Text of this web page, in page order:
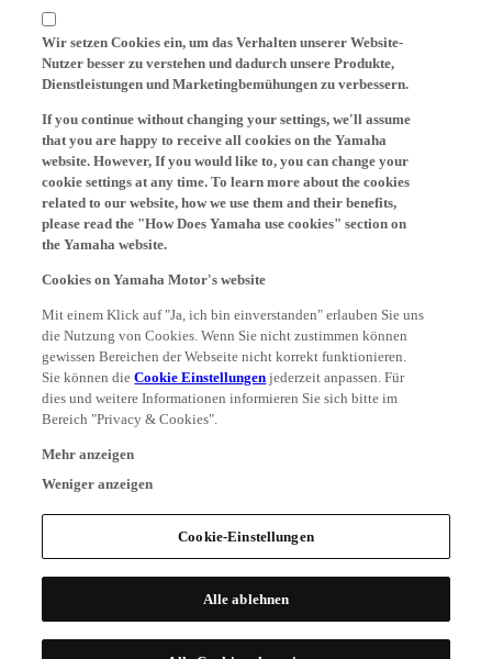
Wir setzen Cookies ein, um das Verhalten unserer Website-
Nutzer besser zu verstehen und dadurch unsere Produkte,
Dienstleistungen und Marketingbemühungen zu verbessern.
If you continue without changing your settings, we'll assume
that you are happy to receive all cookies on the Yamaha
website. However, If you would like to, you can change your
cookie settings at any time. To learn more about the cookies
related to our website, how we use them and their benefits,
please read the "How Does Yamaha use cookies" section on
the Yamaha website.
Cookies on Yamaha Motor's website
Mit einem Klick auf "Ja, ich bin einverstanden" erlauben Sie uns
die Nutzung von Cookies. Wenn Sie nicht zustimmen können
gewissen Bereichen der Webseite nicht korrekt funktionieren.
Sie können die
Cookie Einstellungen
jederzeit anpassen. Für
dies und weitere Informationen informieren Sie sich bitte im
Bereich "Privacy & Cookies".
Mehr anzeigen
Weniger anzeigen
Cookie-Einstellungen
Alle ablehnen
Alle Cookies akzeptieren